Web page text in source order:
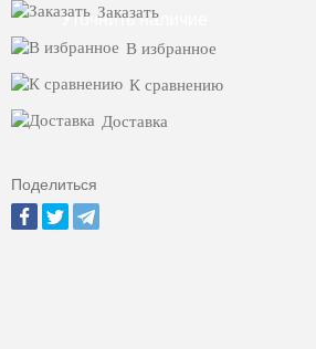
Уточнить наличие
Заказать
В избранное
К сравнению
Доставка
Поделиться